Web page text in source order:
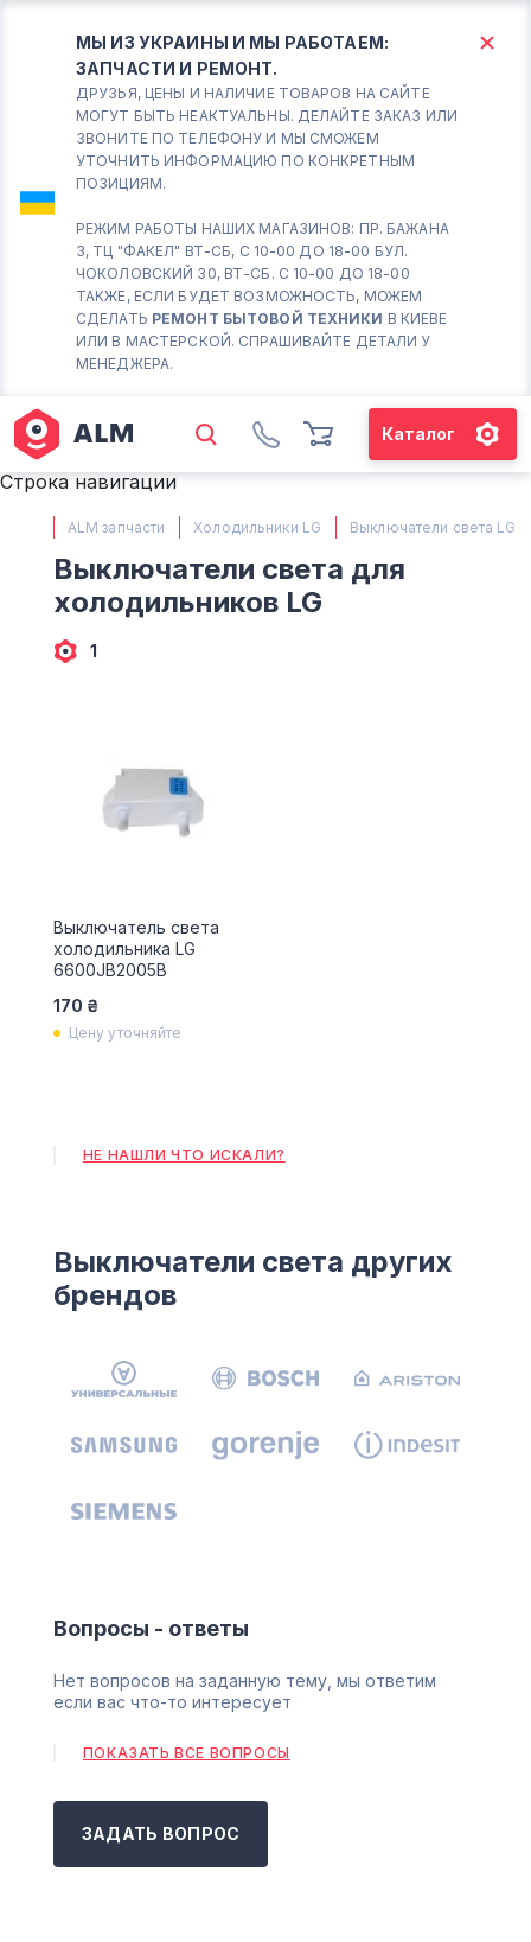
МЫ ИЗ УКРАИНЫ И МЫ РАБОТАЕМ:
ЗАПЧАСТИ И РЕМОНТ.
ДРУЗЬЯ, ЦЕНЫ И НАЛИЧИЕ ТОВАРОВ НА САЙТЕ
МОГУТ БЫТЬ НЕАКТУАЛЬНЫ. ДЕЛАЙТЕ ЗАКАЗ ИЛИ
ЗВОНИТЕ ПО ТЕЛЕФОНУ И МЫ СМОЖЕМ
УТОЧНИТЬ ИНФОРМАЦИЮ ПО КОНКРЕТНЫМ
ПОЗИЦИЯМ.
РЕЖИМ РАБОТЫ НАШИХ МАГАЗИНОВ: ПР. БАЖАНА
3, ТЦ "ФАКЕЛ" ВТ-СБ, С 10-00 ДО 18-00 БУЛ.
ЧОКОЛОВСКИЙ 30, ВТ-СБ. С 10-00 ДО 18-00
ТАКЖЕ, ЕСЛИ БУДЕТ ВОЗМОЖНОСТЬ, МОЖЕМ
СДЕЛАТЬ РЕМОНТ БЫТОВОЙ ТЕХНИКИ В КИЕВЕ
ИЛИ В МАСТЕРСКОЙ. СПРАШИВАЙТЕ ДЕТАЛИ У
МЕНЕДЖЕРА.
Каталог
КИЕВ БОРИСПОЛЬ
Вт.- Сб.
10:00 - 18:00
Соломенский район - ВТ-
СБ. с 10-00 до 18-00
(098) 672 76 42
(063) 722 37 14
М. ХАРЬКОВСКАЯ - ВТ-СБ, С
10-00 ДО 18-00
(063) 527 27 00
(044) 332 76 42
КАРТА
Строка навигации
ALM запчасти Холодильники LG Выключатели света LG
Выключатели света для
холодильников LG
1
Выключатель света
холодильника LG
6600JB2005B
170 ₴
Цену уточняйте
НЕ НАШЛИ ЧТО ИСКАЛИ?
Выключатели света других
брендов
Вопросы - ответы
Нет вопросов на заданную тему, мы ответим
если вас что-то интересует
ПОКАЗАТЬ ВСЕ ВОПРОСЫ
ЗАДАТЬ ВОПРОС